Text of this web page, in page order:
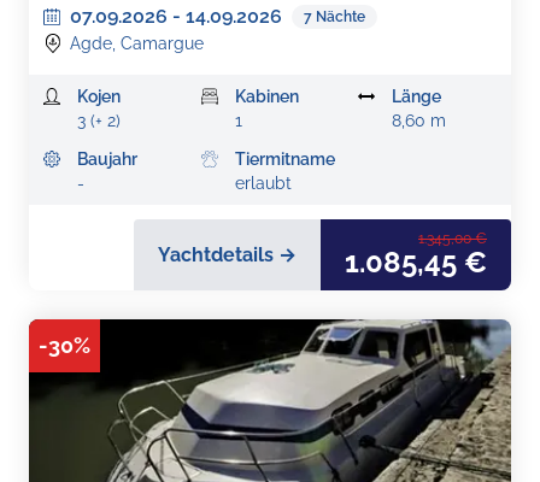
07.09.2026 - 14.09.2026 7 Nächte
Agde, Camargue
Kojen
3 (+ 2)
Kabinen
1
Länge
8,60 m
Baujahr
-
Tiermitname
erlaubt
Yachtdetails →
1.345,00 €
1.085,45 €
-30%